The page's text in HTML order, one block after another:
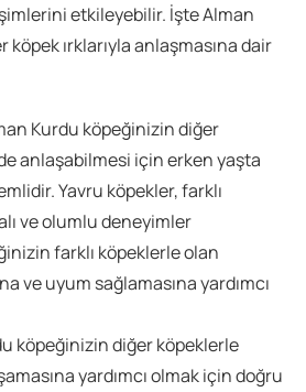
etkileyebilir. İşte Alman
ırklarıyla anlaşmasına dair
Kurdu köpeğinizin diğer
anlaşabilmesi için erken yaşta
Yavru köpekler, farklı
ve olumlu deneyimler
farklı köpeklerle olan
ve uyum sağlamasına yardımcı
köpeğinizin diğer köpeklerle
yardımcı olmak için doğru